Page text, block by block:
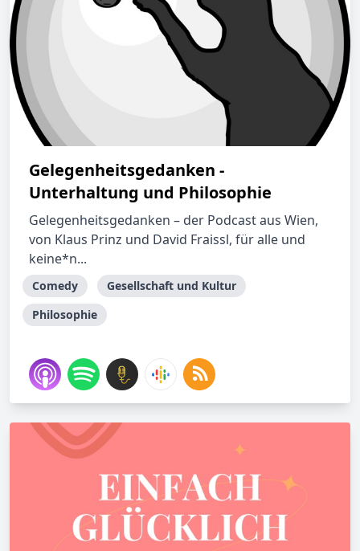
Gelegenheitsgedanken -
Unterhaltung und Philosophie
Gelegenheitsgedanken – der Podcast aus Wien,
von Klaus Prinz und David Fraissl, für alle und
keine*n...
Comedy
Gesellschaft und Kultur
Philosophie